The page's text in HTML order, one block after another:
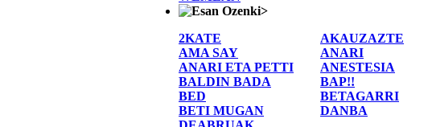
>
2KATE
AKAUZAZTE
AMA SAY
ANARI
ANARI ETA PETTI
ANESTESIA
BALDIN BADA
BAP!!
BED
BETAGARRI
BETI MUGAN
DANBA